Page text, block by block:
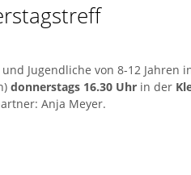
Jugendliche von 8-12 Jahren
donnerstags 16.30 Uhr in der
Anja Meyer.